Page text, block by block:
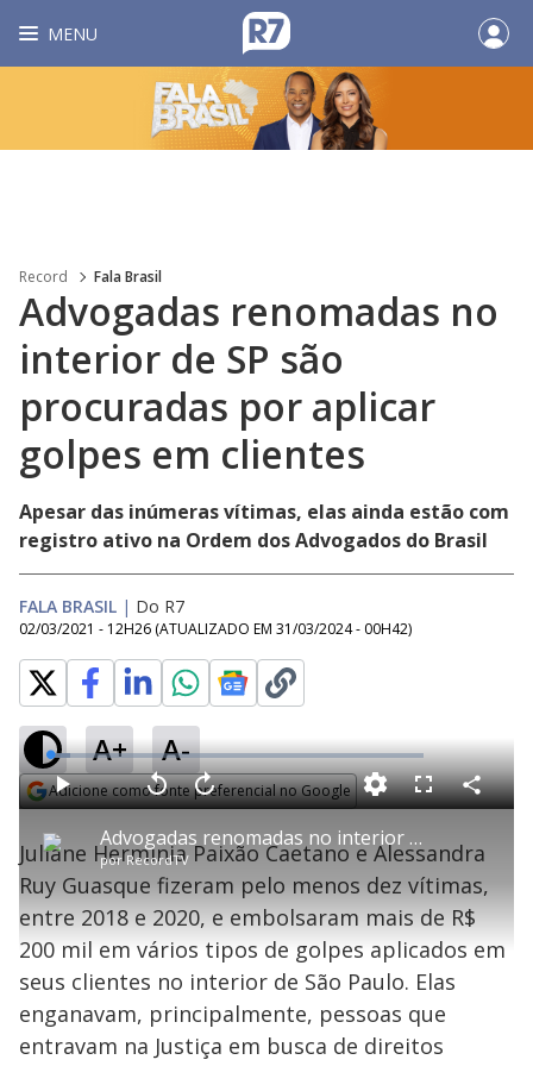
MENU
Record Fala Brasil
Advogadas renomadas no
interior de SP são
procuradas por aplicar
golpes em clientes
Apesar das inúmeras vítimas, elas ainda estão com
registro ativo na Ordem dos Advogados do Brasil
FALA BRASIL | Do R7
02/03/2021 - 12H26 (ATUALIZADO EM 31/03/2024 - 00H42)
A+ A-
Adicione como fonte preferencial no Google
P
l
a
Advogadas renomadas no interior de SP são procuradas por aplicar golpes em clientes
porRecordTV
P V
t
a
r
1
0
e
g
n
d
s
A
ç
1
e
u
n
o
L
o
a
d
e
5
.
3
1
%
F
s
c
r
e
n
C
o
a
r
i
l
h
a
Juliane Herminia Paixão Caetano e Alessandra
Ruy Guasque fizeram pelo menos dez vítimas,
entre 2018 e 2020, e embolsaram mais de R$
200 mil em vários tipos de golpes aplicados em
seus clientes no interior de São Paulo. Elas
enganavam, principalmente, pessoas que
entravam na Justiça em busca de direitos